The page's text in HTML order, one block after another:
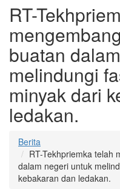
RT-
buatan
melindungi
minyak dari
ledakan.
Berita
RT-Tekhpriemka telah
dalam negeri untuk
kebakaran dan ledakan.